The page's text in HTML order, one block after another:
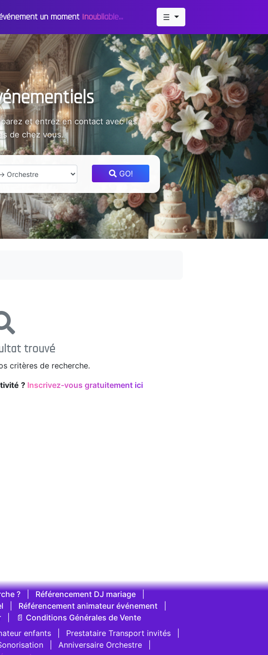
un moment Inoubliable... ☰
et entrez en contact avec les
de chez vous.
GO!
trouvé
critères de recherche.
? Inscrivez-vous gratuitement ici
? Référencement DJ mariage
Référencement animateur événement
📄 Conditions Générales de Vente
enfants Prestataire Transport invités
Anniversaire Orchestre